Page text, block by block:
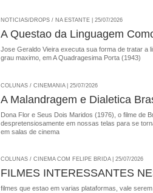
NOTICIAS/DROPS / NA ESTANTE | 25/07/2026
A Questao da Linguagem
Jose Geraldo Vieira executa sua forma de tratar a
grau maximo, em A Quadragesima Porta (1943)
COLUNAS / CINEMANIA | 25/07/2026
A Malandragem e Dialetica
Dona Flor e Seus Dois Maridos (1976), o filme de
despretensiosamente em nossas telas para se
em salas de cinema
COLUNAS / CINEMA COM FELIPE BRIDA | 25/07/2026
FILMES INTERESSANTES
filmes que estao em varias plataformas, vale